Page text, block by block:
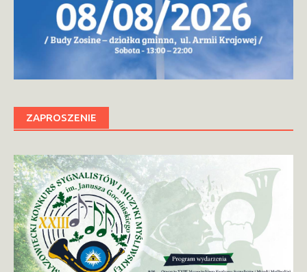
ZAPROSZENIE